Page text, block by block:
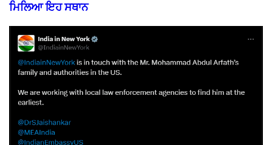
ਮਿਲਿਆ ਇਹ ਸਥਾਨ